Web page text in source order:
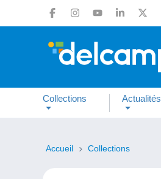
Collections Actualités
Accueil Collections